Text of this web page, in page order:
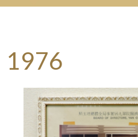
1976